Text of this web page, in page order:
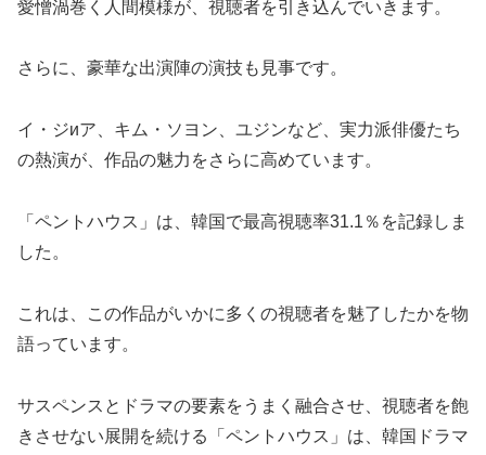
愛憎渦巻く人間模様が、視聴者を引き込んでいきます。
さらに、豪華な出演陣の演技も見事です。
イ・ジиア、キム・ソヨン、ユジンなど、実力派俳優たち
の熱演が、作品の魅力をさらに高めています。
「ペントハウス」は、韓国で最高視聴率31.1％を記録しま
した。
これは、この作品がいかに多くの視聴者を魅了したかを物
語っています。
サスペンスとドラマの要素をうまく融合させ、視聴者を飽
きさせない展開を続ける「ペントハウス」は、韓国ドラマ